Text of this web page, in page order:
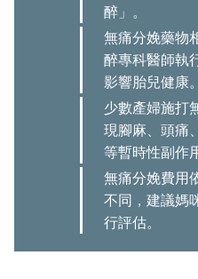
醉」。
無痛分娩藥物
醉專科醫師執
影響胎兒健康。
少數產婦施打
現腳麻、頭痛
等暫時性副作
無痛分娩費用
不同，建議媽
行評估。